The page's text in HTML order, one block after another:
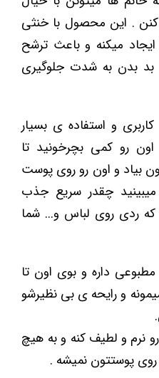
کنن . این محصول با خنثی
میکنه و باعث ترشح
بد بدن به شدت جلوگیری
و استفاده ی بسیار
اون رو کمی بچرخونید تا
بیاد و اون رو روی پوست
چقدر سریع جذب
ردی روی لباس و... شما
داره و بوی اون تا
و رایحه ی بی نظیرشو
نرم و لطیف کنه و به هیچ
روی پوستتون نمیشه .